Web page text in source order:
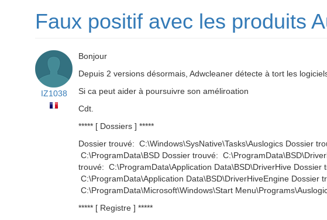
Faux positif avec les produits
IZ1038
Bonjour
Depuis 2 versions désormais, Adwcleaner détecte à tort les
Si ca peut aider à poursuivre son améliroation
Cdt.
***** [ Dossiers ] *****
Dossier trouvé: C:\Windows\SysNative\Tasks\Auslogics Dossier
C:\ProgramData\BSD Dossier trouvé:
trouvé: C:\ProgramData\Application Data\BSD\DriverHive
C:\ProgramData\Application Data\BSD\DriverHiveEngine
C:\ProgramData\Microsoft\Windows\Start
***** [ Registre ] *****